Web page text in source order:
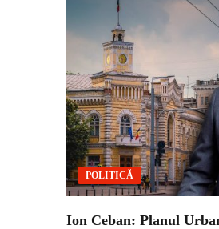
POLITICĂ
Ion Ceban: Planul